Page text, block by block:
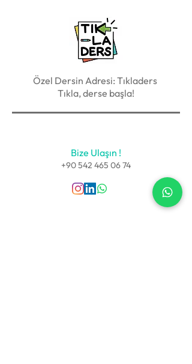
Özel Dersin Adresi: Tıkladers
Tıkla, derse başla!
Bize Ulaşın !
+90 542 465 06 74